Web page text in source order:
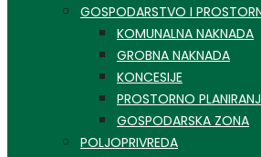
GOSPODARSTVO I
KOMUNALNA NAKNADA
GROBNA NAKNADA
KONCESIJE
PROSTORNO
GOSPODARSKA ZONA
POLJOPRIVREDA